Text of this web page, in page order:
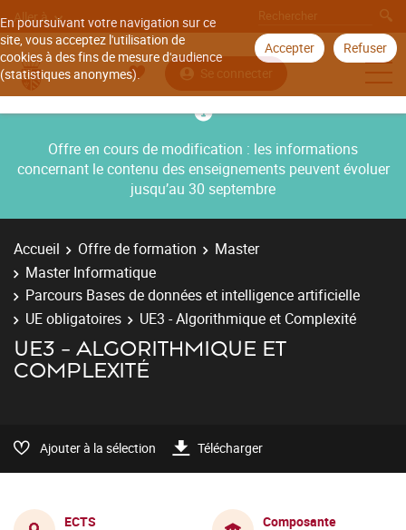
En poursuivant votre navigation sur ce
site, vous acceptez l'utilisation de
cookies à des fins de mesure d'audience
(statistiques anonymes).
Accepter Refuser
Aller à
Se connecter
Offre en cours de modification : les informations
concernant le contenu des enseignements peuvent évoluer
jusqu’au 30 septembre
Accueil Offre de formation
Master
Master Informatique
Parcours Bases de données et intelligence artificielle
UE obligatoires
UE3 - Algorithmique et Complexité
UE3 - ALGORITHMIQUE ET
COMPLEXITÉ
Ajouter à la sélection Télécharger
ECTS
Composante